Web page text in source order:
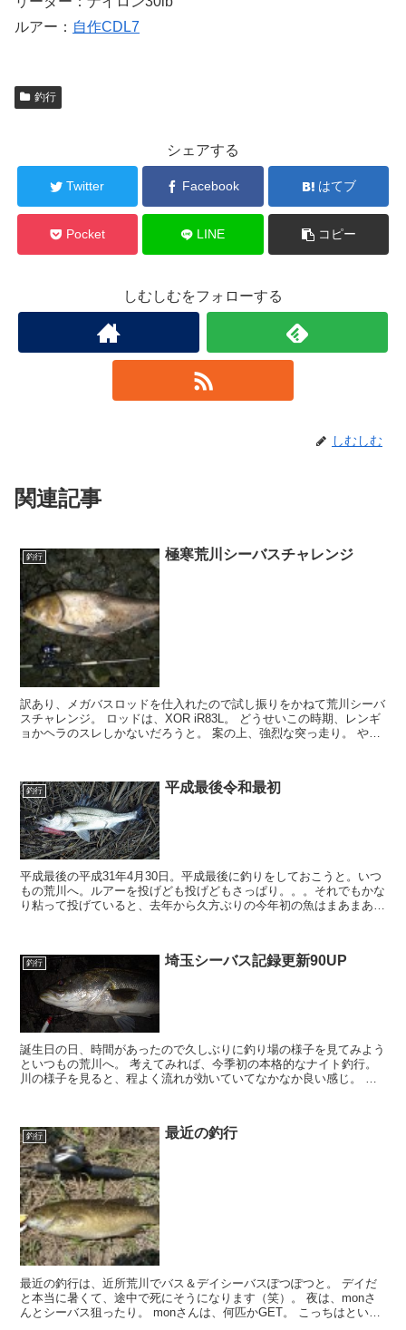
ルアー： 自作CDL7
釣行
シェアする
Twitter Facebook はてブ
Pocket LINE コピー
しむしむをフォローする
しむしむ
関連記事
釣行 極寒荒川シーバスチャレンジ
訳あり、メガバスロッドを仕入れたので試し振りをかねて荒川シーバ
スチャレンジ。 ロッドは、XOR iR83L。 どうせいこの時期、レンギ
ョかヘラのスレしかないだろうと。 案の上、強烈な突っ走り。 やっ
釣行 平成最後令和最初
平成最後の平成31年4月30日。平成最後に釣りをしておこうと。いつ
もの荒川へ。ルアーを投げども投げどもさっぱり。。。それでもかな
り粘って投げていると、去年から久方ぶりの今年初の魚はまあまあサ
釣行 埼玉シーバス記録更新90UP
誕生日の日、時間があったので久しぶりに釣り場の様子を見てみよう
といつもの荒川へ。 考えてみれば、今季初の本格的なナイト釣行。
川の様子を見ると、程よく流れが効いていてなかなか良い感じ。 ベ
釣行 最近の釣行
最近の釣行は、近所荒川でバス＆デイシーバスぽつぽつと。 デイだ
と本当に暑くて、途中で死にそうになります（笑）。 夜は、monさ
んとシーバス狙ったり。 monさんは、何匹かGET。 こっちはという